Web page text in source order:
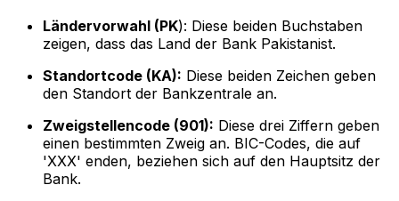
Ländervorwahl (PK): Diese beiden Buchstaben
zeigen, dass das Land der Bank Pakistanist.
Standortcode (KA): Diese beiden Zeichen geben
den Standort der Bankzentrale an.
Zweigstellencode (901): Diese drei Ziffern geben
einen bestimmten Zweig an. BIC-Codes, die auf
'XXX' enden, beziehen sich auf den Hauptsitz der
Bank.